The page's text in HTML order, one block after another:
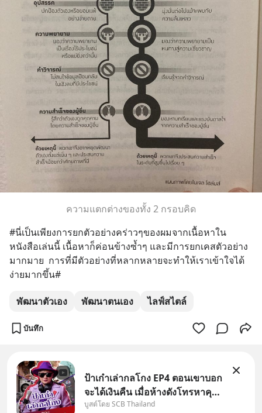
ความแตกต่างของทั้ง 2 กรอบคิด
#นี่เป็นเพียงการยกตัวอย่างคร่าวๆของผมจากเนื้อหาใน
หนังสือเล่นนี้ เนื้อหาก็ค่อนข้างซ้ำๆ และมีการยกเคสตัวอย่าง
มากมาย  การที่มีตัวอย่างที่หลากหลายจะทำให้เราเข้าใจได้
ง่ายมากขึ้น#
พัฒนาตัวเอง พัฒนาตนเอง ไลฟ์สไตล์
บันทึก
ป้าเก๋าเล่ากลโกง EP4 ตอนเขาบอก
จะได้เงินคืน เมื่อห้างดังโทรหาคุณ
วิยะดา แจ้งเรื่องเคลมสินค้าแล้ว
บูสต์โดย SCB Thailand